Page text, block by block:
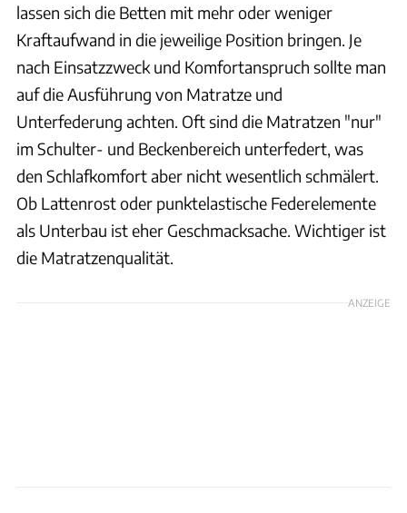
lassen sich die Betten mit mehr oder weniger
Kraftaufwand in die jeweilige Position bringen. Je
nach Einsatzzweck und Komfortanspruch sollte man
auf die Ausführung von Matratze und
Unterfederung achten. Oft sind die Matratzen "nur"
im Schulter- und Beckenbereich unterfedert, was
den Schlafkomfort aber nicht wesentlich schmälert.
Ob Lattenrost oder punktelastische Federelemente
als Unterbau ist eher Geschmacksache. Wichtiger ist
die Matratzenqualität.
ANZEIGE